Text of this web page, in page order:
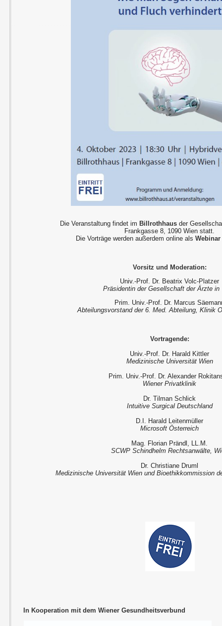
Die Veranstaltung findet im Billrothhaus der
Frankgasse 8, 1090 Wien statt.
Die Vorträge werden außerdem online alsWebinar
Vorsitz und Moderation:
Univ.-Prof. Dr. Beatrix Volc-Platzer
Präsidentin der Gesellschaft der Ärzte in
Prim. Univ.-Prof. Dr. Marcus
Abteilungsvorstand der 6. Med. Abteilung, Klinik
Vortragende:
Univ.-Prof. Dr. Harald Kittler
Medizinische Universität Wien
Prim. Univ.-Prof. Dr. Alexander
Wiener Privatklinik
Dr. Tilman Schlick
Intuitive Surgical Deutschland
D.I. Harald Leitenmüller
Microsoft Österreich
Mag. Florian Prändl, LL.M.
SCWP Schindhelm Rechtsanwälte,
Dr. Christiane Druml
Medizinische Universität Wien und Bioethikkommission
In Kooperation mit dem Wiener Gesundheitsverbund